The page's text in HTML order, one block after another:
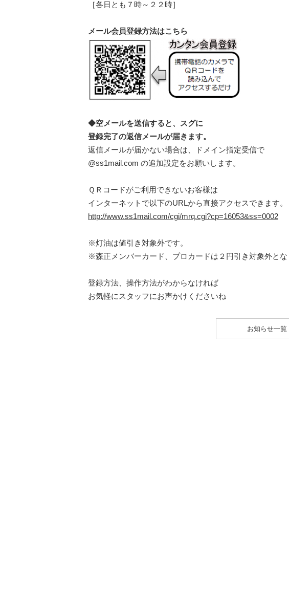
［各日とも７時～２２時］
メール会員登録方法はこちら
◆空メールを送信すると、スグに
登録完了の返信メールが届きます。
返信メールが届かない場合は、ドメイン指定受信で
@ss1mail.com の追加設定をお願いします。
ＱＲコードがご利用できないお客様は
インターネットで以下のURLから直接アクセスできます。
http://www.ss1mail.com/cgi/mrq.cgi?cp=16053&ss=0002
※灯油は値引き対象外です。
※森正メンバーカード、プロカードは２円引き対象外とな
登録方法、操作方法がわからなければ
お気軽にスタッフにお声かけくださいね
お知らせ一覧